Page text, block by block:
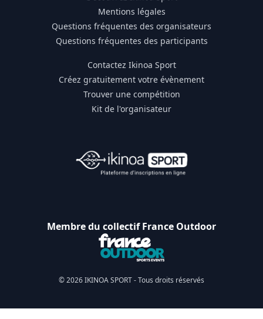
Mentions légales
Questions fréquentes des organisateurs
Questions fréquentes des participants
Contactez Ikinoa Sport
Créez gratuitement votre évènement
Trouver une compétition
Kit de l'organisateur
Membre du collectif France Outdoor
© 2026 IKINOA SPORT - Tous droits réservés